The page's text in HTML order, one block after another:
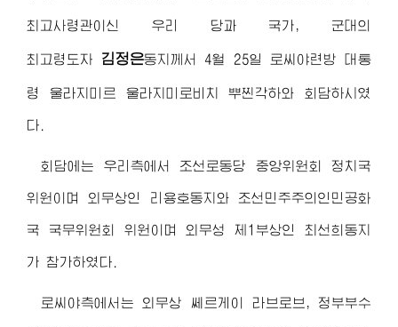
최고사령관이신 우리 당과 국가, 군대의
최고령도자 김정은동지 께서 4월 25일 로씨야련방 대통
령 울라지미르 울라지미로비치 뿌찐각하와 회담하시였
다.
회담에는 우리측에서 조선로동당 중앙위원회 정치국
위원이며 외무상인 리용호동지와 조선민주주의인민공화
국 국무위원회 위원이며 외무성 제1부상인 최선희동지
가 참가하였다.
로씨야측에서는 외무상 쎄르게이 라브로브, 정부부수